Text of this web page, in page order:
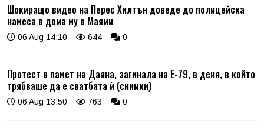
Шокиращо видео на Перес Хилтън доведе до полицейска
намеса в дома му в Маями
06 Aug 14:10 644 0
Протест в памет на Даяна, загинала на Е-79, в деня, в който
трябваше да е сватбата ѝ (снимки)
06 Aug 13:50 763 0